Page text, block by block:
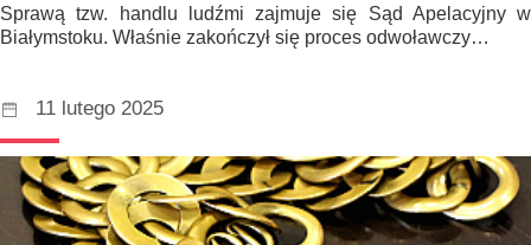
Sprawą tzw. handlu ludźmi zajmuje się Sąd Apelacyjny w
Białymstoku. Właśnie zakończył się proces odwoławczy…
11 lutego 2025